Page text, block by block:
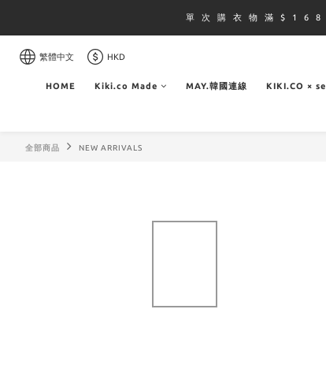
單 次 購 衣 物 滿 $ 1 6
繁體中文 HKD
HOME Kiki.co Made MAY.韓國連線 KIKI.CO ×
全部商品 NEW ARRIVALS